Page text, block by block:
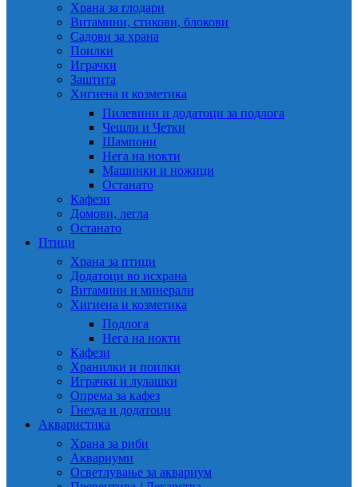
Храна за глодари
Витамини, стикови, блокови
Садови за храна
Поилки
Играчки
Заштита
Хигиена и козметика
Пилевини и додатоци за подлога
Чешли и Четки
Шампони
Нега на нокти
Машинки и ножици
Останато
Кафези
Домови, легла
Останато
Птици
Храна за птици
Додатоци во исхрана
Витамини и минерали
Хигиена и козметика
Подлога
Нега на нокти
Кафези
Хранилки и поилки
Играчки и лулашки
Опрема за кафез
Гнезда и додатоци
Акваристика
Храна за риби
Аквариуми
Осветлување за аквариум